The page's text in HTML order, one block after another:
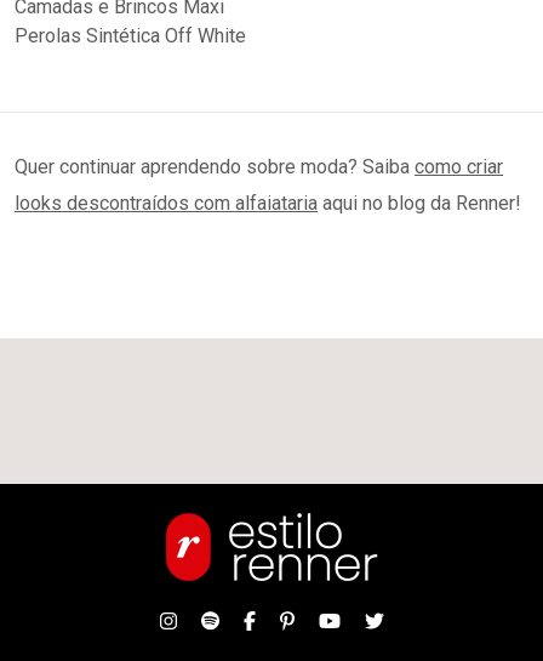
Quer continuar aprendendo sobre moda? Saiba como criar
looks descontraídos com alfaiataria aqui no blog da Renner!